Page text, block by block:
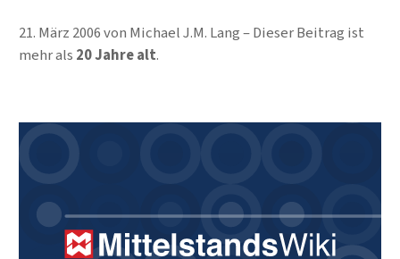
21. März 2006von Michael J.M. Lang
Dieser Beitrag ist
mehr als 20 Jahre alt.